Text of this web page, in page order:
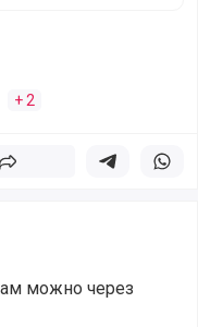
+ 2
Поделиться Поделиться в
можно через